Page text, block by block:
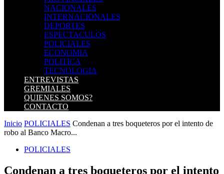
NACIONALES
INTERNACIONALES
DEPORTES
ESPECTACULOS
POLICIALES
ECONOMIA
POLITICA
TECNOLOGIA
ENTREVISTAS
GREMIALES
QUIENES SOMOS?
CONTACTO
Inicio POLICIALES Condenan a tres boqueteros por el intento de
robo al Banco Macro...
POLICIALES
Condenan a tres boqueteros por el intento